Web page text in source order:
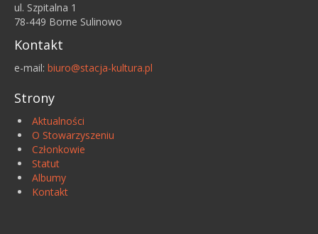
ul. Szpitalna 1
78-449 Borne Sulinowo
Kontakt
e-mail: biuro@stacja-kultura.pl
Strony
Aktualności
O Stowarzyszeniu
Członkowie
Statut
Albumy
Kontakt